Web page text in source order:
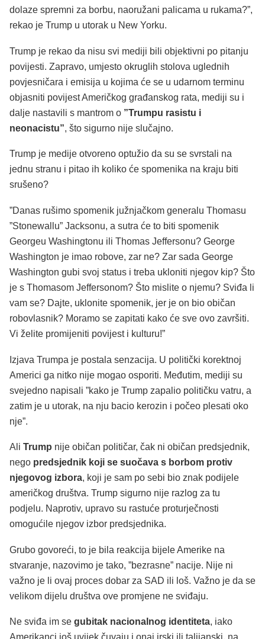
dolaze spremni za borbu, naoružani palicama u rukama?”,
rekao je Trump u utorak u New Yorku.
Trump je rekao da nisu svi mediji bili objektivni po pitanju
povijesti. Zapravo, umjesto okruglih stolova uglednih
povjesničara i emisija u kojima će se u udarnom terminu
objasniti povijest Američkog građanskog rata, mediji su i
dalje nastavili s mantrom o ”Trumpu rasistu i
neonacistu”, što sigurno nije slučajno.
Trump je medije otvoreno optužio da su se svrstali na
jednu stranu i pitao ih koliko će spomenika na kraju biti
srušeno?
”Danas rušimo spomenik južnjačkom generalu Thomasu
”Stonewallu” Jacksonu, a sutra će to biti spomenik
Georgeu Washingtonu ili Thomas Jeffersonu? George
Washington je imao robove, zar ne? Zar sada George
Washington gubi svoj status i treba ukloniti njegov kip? Što
je s Thomasom Jeffersonom? Što mislite o njemu? Sviđa li
vam se? Dajte, uklonite spomenik, jer je on bio običan
robovlasnik? Moramo se zapitati kako će sve ovo završiti.
Vi želite promijeniti povijest i kulturu!”
Izjava Trumpa je postala senzacija. U politički korektnoj
Americi ga nitko nije mogao osporiti. Međutim, mediji su
svejedno napisali ”kako je Trump zapalio političku vatru, a
zatim je u utorak, na nju bacio kerozin i počeo plesati oko
nje”.
Ali Trump nije običan političar, čak ni običan predsjednik,
nego predsjednik koji se suočava s borbom protiv
njegovog izbora, koji je sam po sebi bio znak podijele
američkog društva. Trump sigurno nije razlog za tu
podjelu. Naprotiv, upravo su rastuće proturječnosti
omogućile njegov izbor predsjednika.
Grubo govoreći, to je bila reakcija bijele Amerike na
stvaranje, nazovimo je tako, ”bezrasne” nacije. Nije ni
važno je li ovaj proces dobar za SAD ili loš. Važno je da se
velikom dijelu društva ove promjene ne sviđaju.
Ne sviđa im se gubitak nacionalnog identiteta, iako